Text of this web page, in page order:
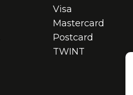
Visa
Mastercard
Postcard
TWINT